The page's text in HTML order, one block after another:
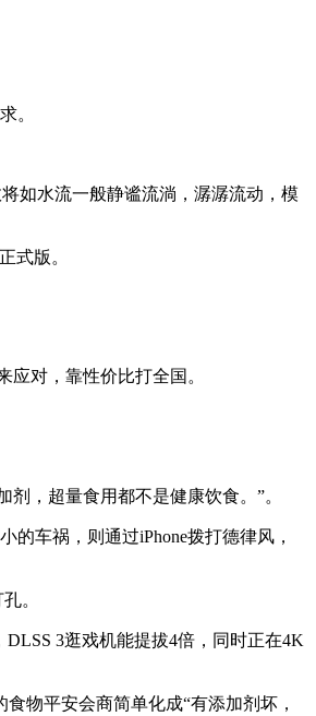
。
如水流一般静谧流淌，潺潺流动，模
式版。
对，靠性价比打全国。
，超量食用都不是健康饮食。”。
车祸，则通过iPhone拨打德律风，
。
3逛戏机能提拔4倍，同时正在4K
物平安会商简单化成“有添加剂坏，